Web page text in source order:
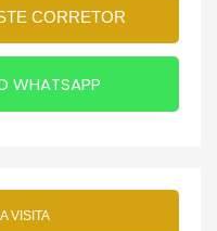
CORRETOR
WHATSAPP
VISITA